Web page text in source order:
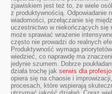
zjawiskiem jest też to, że wiele
z produktywnością. Odpowiadanie
wiadomości, przełączanie się
uczestnictwo w niekończących się
może sprawiać wrażenie
często nie prowadzi do realnych
Produktywność wymaga
wiedzieć, co naprawdę ma
jedynie szumem. Dobrze
działa trochę jak serwis dla
opiera się na chaosie i
procesach, które wspierają